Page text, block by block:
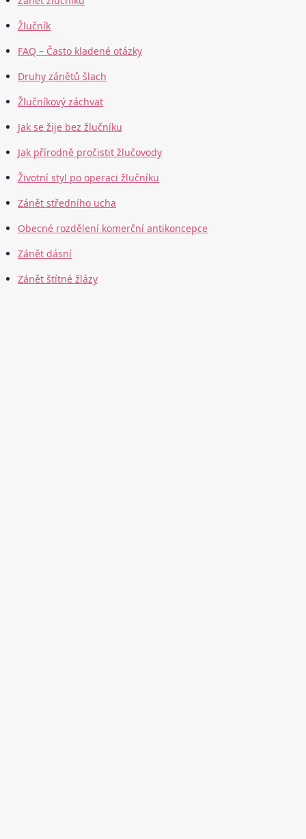
Žlučník
FAQ – Často kladené otázky
Druhy zánětů šlach
Žlučníkový záchvat
Jak se žije bez žlučníku
Jak přírodně pročistit žlučovody
Životní styl po operaci žlučníku
Zánět středního ucha
Obecné rozdělení komerční antikoncepce
Zánět dásní
Zánět štítné žlázy